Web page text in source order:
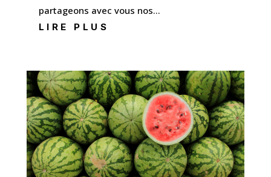
partageons avec vous nos...
LIRE PLUS